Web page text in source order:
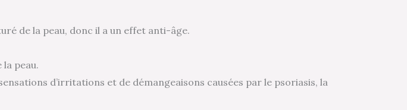
de la peau, donc il a un effet anti-âge.
peau.
d’irritations et de démangeaisons causées par le psoriasis, la